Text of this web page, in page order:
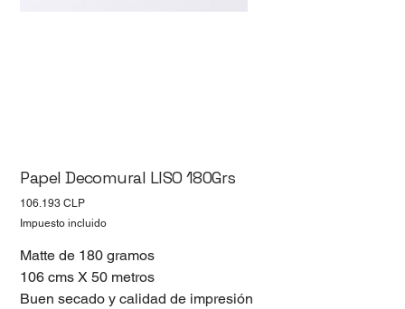
Papel Decomural LISO 180Grs
Precio
106.193 CLP
Impuesto incluido
Matte de 180 gramos
106 cms X 50 metros
Buen secado y calidad de impresión